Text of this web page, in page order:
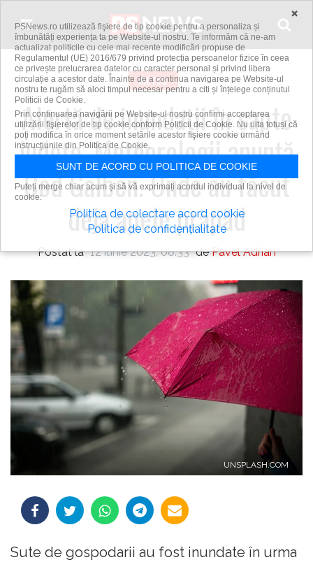
METEO
Alertă de inundații în șapte
județe. Meteorologii anunță
Cod Galben. Unde au făcut
deja apele prăpăd
Postat la 12 iunie 2023, 08:33 dePavel Adrian
UNSPLASH.COM
Sute de gospodarii au fost inundate în urma
×
PSNews.ro utilizează fişiere de tip cookie pentru a personaliza și
îmbunătăți experiența ta pe Website-ul nostru. Te informăm că ne-am
actualizat politicile cu cele mai recente modificări propuse de
Regulamentul (UE) 2016/679 privind protecția persoanelor fizice în ceea
ce privește prelucrarea datelor cu caracter personal și privind libera
circulație a acestor date. Înainte de a continua navigarea pe Website-ul
nostru te rugăm să aloci timpul necesar pentru a citi și înțelege conținutul
Politicii de Cookie.
Prin continuarea navigării pe Website-ul nostru confirmi acceptarea
utilizării fişierelor de tip cookie conform Politicii de Cookie. Nu uita totuși că
poți modifica în orice moment setările acestor fişiere cookie urmând
instrucțiunile din Politica de Cookie.
SUNT DE ACORD CU POLITICA DE COOKIE
Puteți merge chiar acum și să vă exprimați acordul individual la nivel de
cookie:
Politica de colectare acord cookie
Politica de confidențialitate